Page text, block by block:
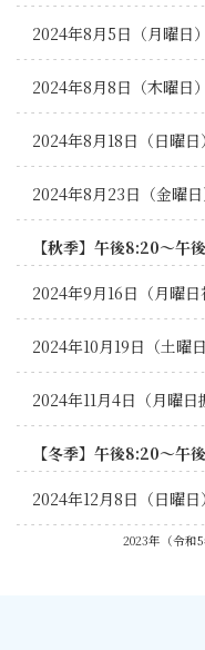
2024年8月5日（月曜日）
2024年8月8日（木曜日）
2024年8月18日（日曜日）
2024年8月23日（金曜日
【秋季】午後8:20～午
2024年9月16日（月曜日
2024年10月19日（土曜日
2024年11月4日（月曜日
【冬季】午後8:20～午
2024年12月8日（日曜日）
2023年（令和